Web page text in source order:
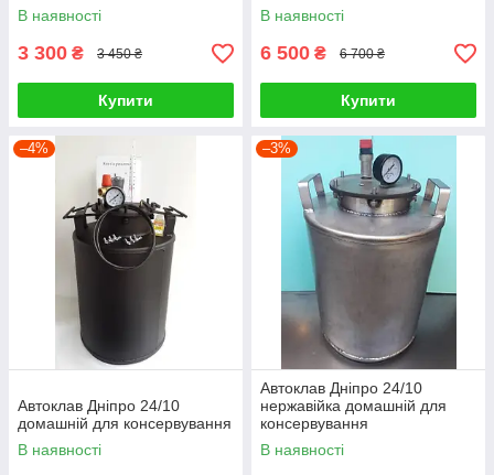
В наявності
3 300 ₴ 3 450 ₴
Купити
В наявності
6 500 ₴ 6 700 ₴
Купити
–4%
Автоклав Дніпро 24/10
домашній для консервування
В наявності
–3%
Автоклав Дніпро 24/10
нержавійка домашній для
консервування
В наявності